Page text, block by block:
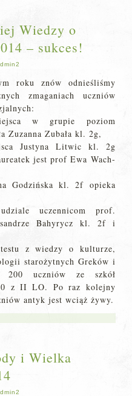
Wiedzy o
– sukces!
roku znów odnieśliśmy
zmaganiach uczniów
w grupie poziom
Zuzanna Zubała kl. 2g,
Justyna Litwic kl. 2g
jest prof Ewa Wach-
Godzińska kl. 2f opieka
uczennicom prof.
Bahyrycz kl. 2f i
z wiedzy o kulturze,
starożytnych Greków i
200 uczniów ze szkół
z II LO. Po raz kolejny
antyk jest wciąż żywy.
i Wielka